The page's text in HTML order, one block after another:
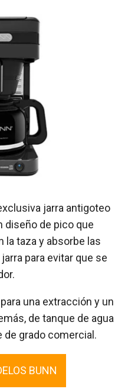
jarra antigoteo
diseño de pico que
la taza y absorbe las
para evitar que se
una extracción y un
de tanque de agua
de grado comercial.
BUNN